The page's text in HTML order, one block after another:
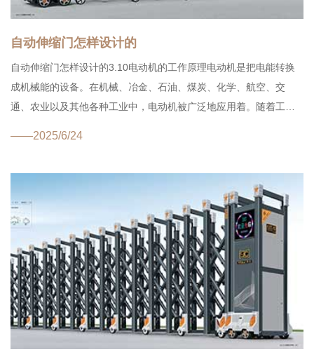
自动伸缩门怎样设计的
自动伸缩门怎样设计的3.10电动机的工作原理电动机是把电能转换
成机械能的设备。在机械、冶金、石油、煤炭、化学、航空、交
通、农业以及其他各种工业中，电动机被广泛地应用着。随着工业
——2025/6/24